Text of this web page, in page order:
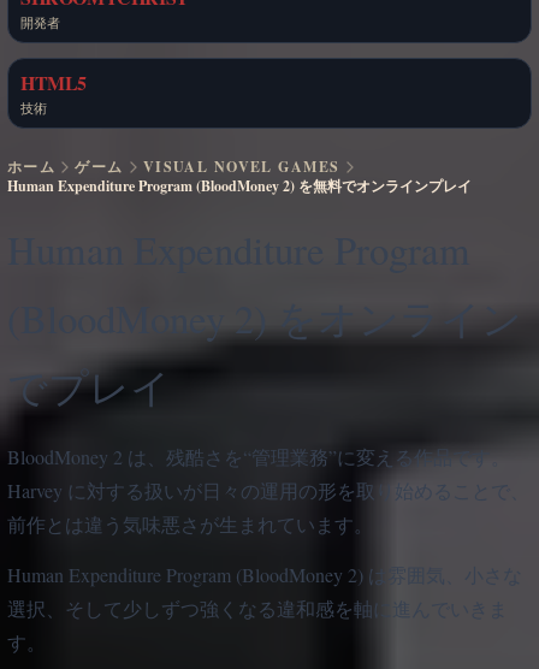
開発者
HTML5
技術
ホーム ゲーム
VISUAL NOVEL GAMES
Human Expenditure Program (BloodMoney 2) を無料でオンラインプレイ
(BloodMoney 2) をオンライン
でプレイ
BloodMoney 2 は、残酷さを“管理業務”に変える作品です。
Harvey に対する扱いが日々の運用の形を取り始めることで、
前作とは違う気味悪さが生まれています。
Human Expenditure Program (BloodMoney 2) は雰囲気、小さな
選択、そして少しずつ強くなる違和感を軸に進んでいきま
す。